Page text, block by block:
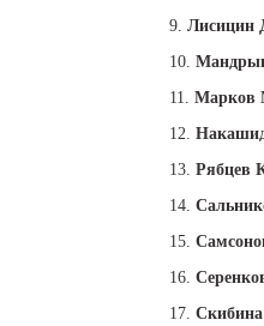
9. Лисицин
10.
11. Марков
12.
13. Рябцев
14.
15.
16.
17.